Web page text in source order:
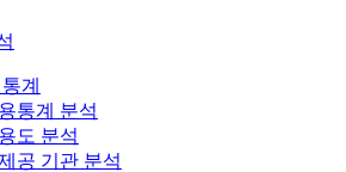
계
통계 분석
도 분석
공 기관 분석